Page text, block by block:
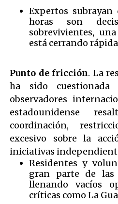
Expertos subrayan
horas son
sobrevivientes,
está cerrando
Punto de fricción. La
ha sido
observadores
estadounidense
coordinación,
excesivo sobre la
iniciativas
Residentes y
gran parte de las
llenando vacíos
críticas como La